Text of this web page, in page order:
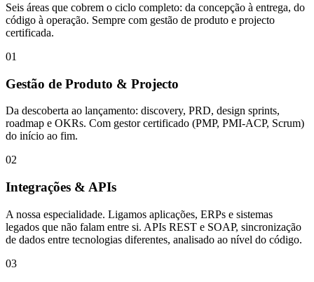
Seis áreas que cobrem o ciclo completo: da concepção à entrega, do
código à operação. Sempre com gestão de produto e projecto
certificada.
01
Gestão de Produto & Projecto
Da descoberta ao lançamento: discovery, PRD, design sprints,
roadmap e OKRs. Com gestor certificado (PMP, PMI-ACP, Scrum)
do início ao fim.
02
Integrações & APIs
A nossa especialidade. Ligamos aplicações, ERPs e sistemas
legados que não falam entre si. APIs REST e SOAP, sincronização
de dados entre tecnologias diferentes, analisado ao nível do código.
03